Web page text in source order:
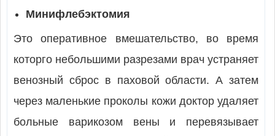
Минифлебэктомия
Это оперативное вмешательство, во время
которго небольшими разрезами врач устраняет
венозный сброс в паховой области. А затем
через маленькие проколы кожи доктор удаляет
больные варикозом вены и перевязывает